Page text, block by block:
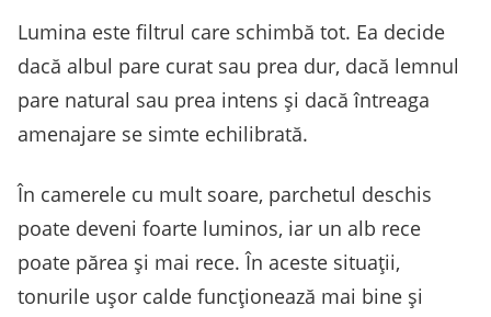
Lumina este filtrul care schimbă tot. Ea decide
dacă albul pare curat sau prea dur, dacă lemnul
pare natural sau prea intens și dacă întreaga
amenajare se simte echilibrată.
În camerele cu mult soare, parchetul deschis
poate deveni foarte luminos, iar un alb rece
poate părea și mai rece. În aceste situații,
tonurile ușor calde funcționează mai bine și